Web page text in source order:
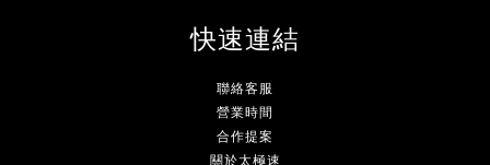
快速連結
聯絡客服
營業時間
合作提案
關於太極速